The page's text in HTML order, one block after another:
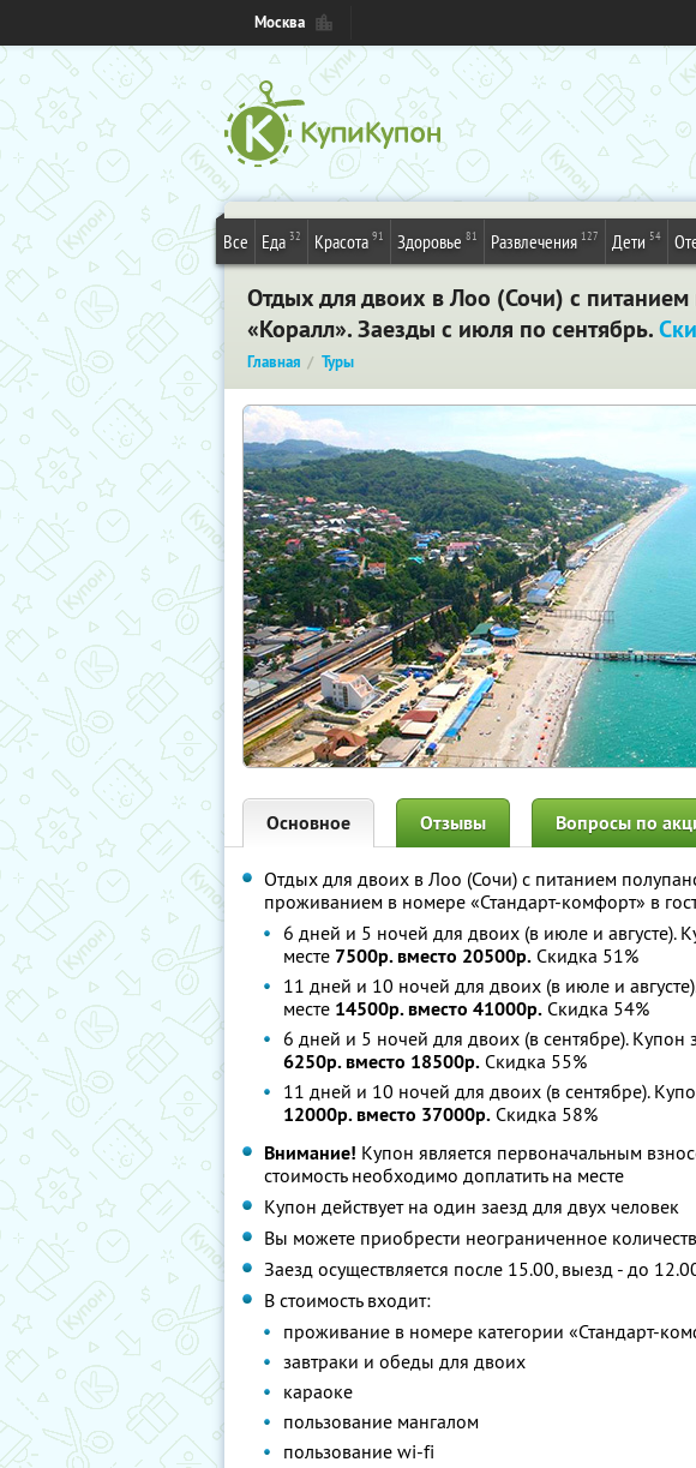
Москва
Все Еда 32 Красота 91 Здоровье 81 Развлечения 127 Дети 54
Отдых для двоих в Лоо (Сочи) с
«Коралл». Заезды с июля по сентябрь.
Главная Туры
Основное Отзывы Вопросы по
Отдых для двоих в Лоо (Сочи) с питанием
проживанием в номере «Стандарт-комфорт» в
6 дней и 5 ночей для двоих (в июле и августе).
месте 7500р. вместо 20500р. Скидка 51%
11 дней и 10 ночей для двоих (в июле и
месте 14500р. вместо 41000р. Скидка 54%
6 дней и 5 ночей для двоих (в сентябре). Купон
6250р. вместо 18500р. Скидка 55%
11 дней и 10 ночей для двоих (в сентябре).
12000р. вместо 37000р. Скидка 58%
Внимание! Купон является первоначальным
стоимость необходимо доплатить на месте
Купон действует на один заезд для двух человек
Вы можете приобрести неограниченное
Заезд осуществляется после 15.00, выезд - до
В стоимость входит:
проживание в номере категории «Стандарт-
завтраки и обеды для двоих
караоке
пользование мангалом
пользование wi-fi